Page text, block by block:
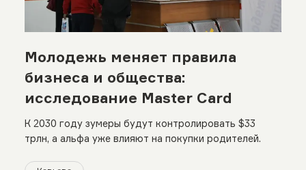
Молодежь меняет правила
бизнеса и общества:
исследование Master Card
К 2030 году зумеры будут контролировать $33
трлн, а альфа уже влияют на покупки родителей.